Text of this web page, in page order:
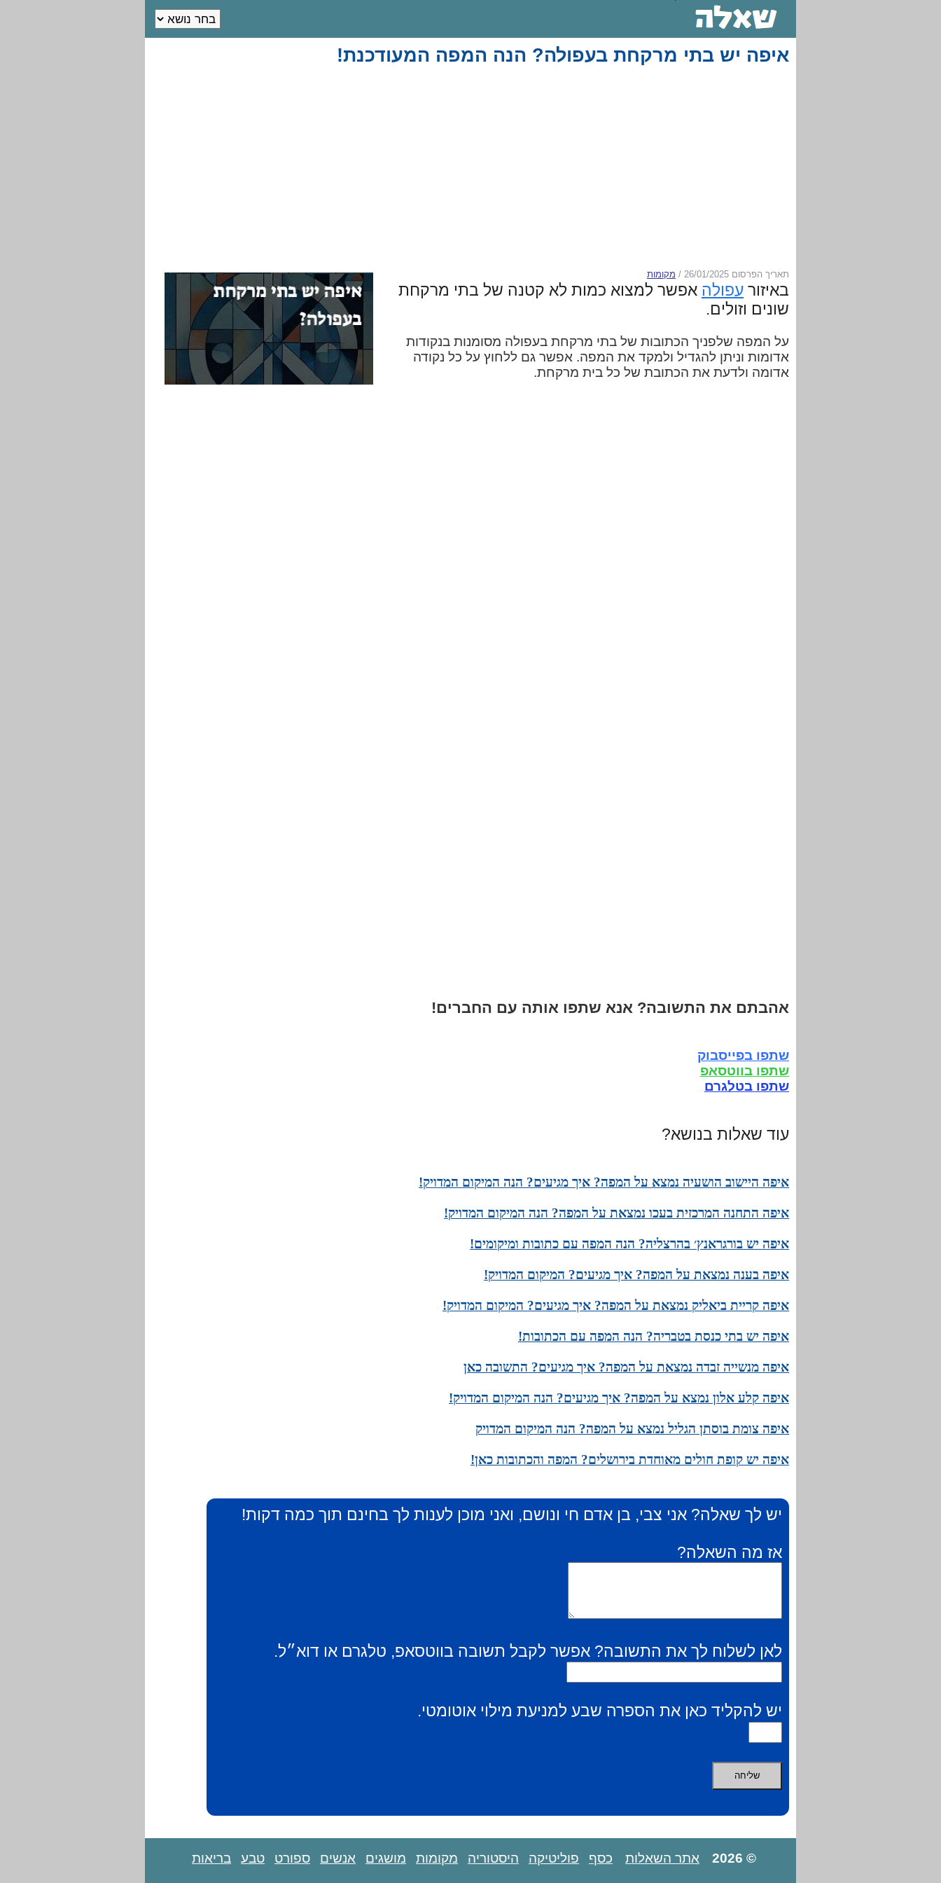
איפה יש בתי מרקחת בעפולה? הנה המפה המעודכנת!
תאריך הפרסום 26/01/2025 / מקומות
באיזור עפולה אפשר למצוא כמות לא קטנה של בתי מרקחת
שונים וזולים.
על המפה שלפניך הכתובות של בתי מרקחת בעפולה מסומנות בנקודות
אדומות וניתן להגדיל ולמקד את המפה. אפשר גם ללחוץ על כל נקודה
אדומה ולדעת את הכתובת של כל בית מרקחת.
אהבתם את התשובה? אנא שתפו אותה עם החברים!
שתפו בפייסבוק
שתפו בווטסאפ
שתפו בטלגרם
עוד שאלות בנושא?
איפה היישוב הושעיה נמצא על המפה? איך מגיעים? הנה המיקום המדויק!
איפה התחנה המרכזית בעכו נמצאת על המפה? הנה המיקום המדויק!
איפה יש בורגראנץ׳ בהרצליה? הנה המפה עם כתובות ומיקומים!
איפה בענה נמצאת על המפה? איך מגיעים? המיקום המדויק!
איפה קריית ביאליק נמצאת על המפה? איך מגיעים? המיקום המדויק!
איפה יש בתי כנסת בטבריה? הנה המפה עם הכתובות!
איפה מנשייה זבדה נמצאת על המפה? איך מגיעים? התשובה כאן
איפה קלע אלון נמצא על המפה? איך מגיעים? הנה המיקום המדויק!
איפה צומת בוסתן הגליל נמצא על המפה? הנה המיקום המדויק
איפה יש קופת חולים מאוחדת בירושלים? המפה והכתובות כאן!
יש לך שאלה? אני צבי, בן אדם חי ונושם, ואני מוכן לענות לך בחינם תוך כמה דקות!
אז מה השאלה?
לאן לשלוח לך את התשובה? אפשר לקבל תשובה בווטסאפ, טלגרם או דוא״ל.
יש להקליד כאן את הספרה שבע למניעת מילוי אוטומטי.
© 2026 אתר השאלות כסף פוליטיקה היסטוריה מקומות מושגים אנשים ספורט טבע בריאות